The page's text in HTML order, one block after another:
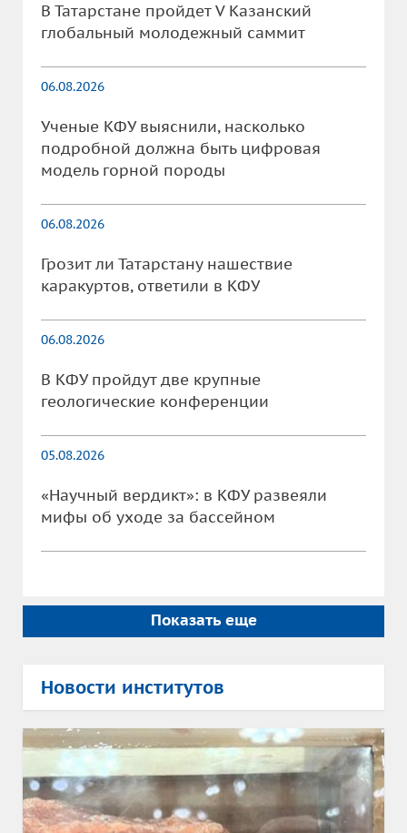
В Татарстане пройдет V Казанский
глобальный молодежный саммит
06.08.2026
Ученые КФУ выяснили, насколько
подробной должна быть цифровая
модель горной породы
06.08.2026
Грозит ли Татарстану нашествие
каракуртов, ответили в КФУ
06.08.2026
В КФУ пройдут две крупные
геологические конференции
05.08.2026
«Научный вердикт»: в КФУ развеяли
мифы об уходе за бассейном
Показать еще
Новости институтов